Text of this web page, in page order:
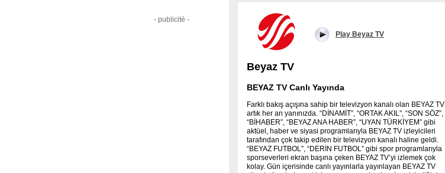
- publicité -
Play Beyaz TV
Beyaz TV
BEYAZ TV Canlı Yayında
Farklı bakış açışına sahip bir televizyon kanalı olan BEYAZ TV
artık her an yanınızda. “DİNAMİT”, “ORTAK AKIL”, “SON SÖZ”,
“BİHABER”, “BEYAZ ANA HABER”, “UYAN TÜRKİYEM” gibi
aktüel, haber ve siyasi programlarıyla BEYAZ TV izleyicileri
tarafından çok takip edilen bir televizyon kanalı haline geldi.
“BEYAZ FUTBOL”, “DERİN FUTBOL” gibi spor programlarıyla
sporseverleri ekran başına çeken BEYAZ TV’yi izlemek çok
kolay. Gün içerisinde canlı yayınlarla yayınlayan BEYAZ TV